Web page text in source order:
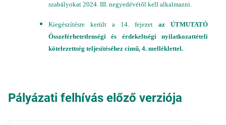
szabályokat 2024. III. negyedévétől kell alkalmazni.
Kiegészítésre került a 14. fejezet az ÚTMUTATÓ
Összeférhetetlenségi és érdekeltségi nyilatkozattételi
kötelezettség teljesítéséhez című, 4. melléklettel.
Pályázati felhívás előző verziója